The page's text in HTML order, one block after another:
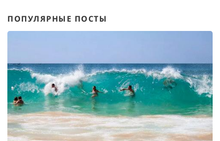
ПОПУЛЯРНЫЕ ПОСТЫ